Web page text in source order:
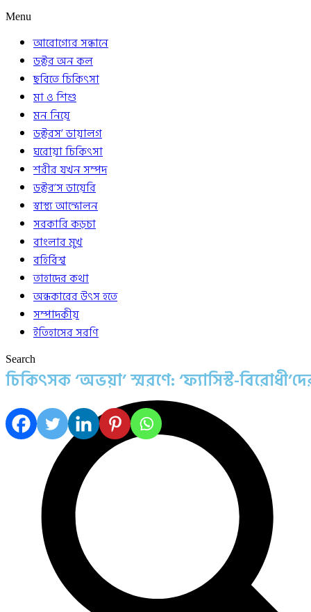
Menu
আরোগ্যের সন্ধানে
ডক্টর অন কল
ছবিতে চিকিৎসা
মা ও শিশু
মন নিয়ে
ডক্টরস’ ডায়ালগ
ঘরোয়া চিকিৎসা
শরীর যখন সম্পদ
ডক্টর’স ডায়েরি
স্বাস্থ্য আন্দোলন
সরকারি কড়চা
বাংলার মুখ
বহির্বিশ্ব
তাহাদের কথা
অন্ধকারের উৎস হতে
সম্পাদকীয়
ইতিহাসের সরণি
Search
চিকিৎসক ‘অভয়া’ স্মরণে: ‘ফ্যাসিস্ট-